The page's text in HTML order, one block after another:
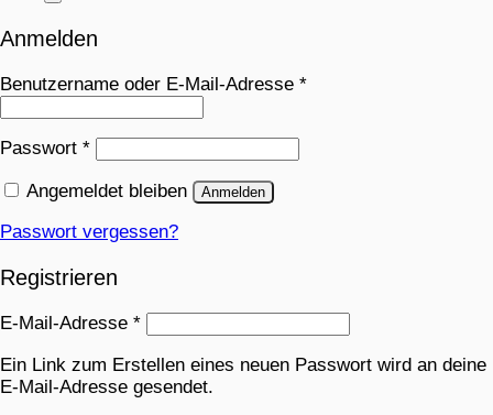
Anmelden
Benutzername oder E-Mail-Adresse *
Passwort *
Angemeldet bleiben Anmelden
Passwort vergessen?
Registrieren
E-Mail-Adresse *
Ein Link zum Erstellen eines neuen Passwort wird an deine
E-Mail-Adresse gesendet.